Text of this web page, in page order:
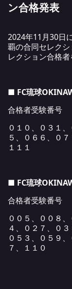
ン合格発表
2024年11月30日
覇の合同セレク
レクション合格
■ FC琉球
合格者受験番号
０１０、０３１
５、０６６、０
１１１
■ FC琉球
合格者受験番号
００５、００８
４、０２７、０
０５３、０５９
７、１１０